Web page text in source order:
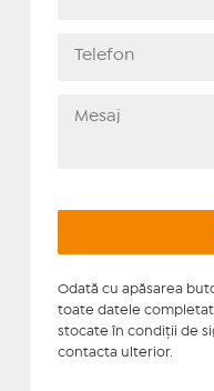
Odată cu apăsarea
toate datele
stocate în condiţii de
contacta ulterior.